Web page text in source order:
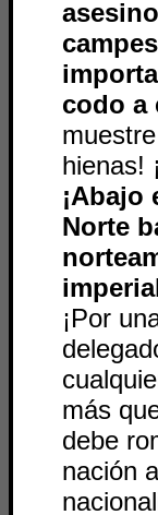
codo a
hienas!
¡Abajo
Norte
¡Por
más
debe
nación